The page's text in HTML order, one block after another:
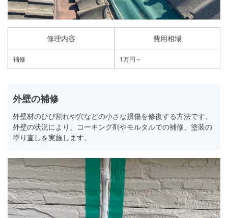
修理内容 費用相場
補修 1万円～
外壁の補修
外壁材のひび割れや穴などの小さな損傷を修復する方法です。
外壁の状況により、コーキング剤やモルタルでの補修、塗装の
塗り直しを実施します。